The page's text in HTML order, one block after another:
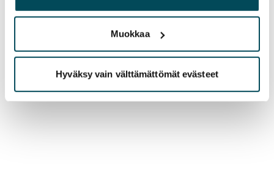
palvelujaan.
Muokkaa
Hyväksy vain välttämättömät evästeet